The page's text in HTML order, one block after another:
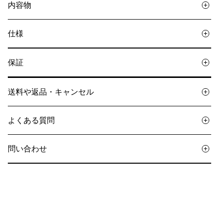
内容物
仕様
保証
送料や返品・キャンセル
よくある質問
問い合わせ